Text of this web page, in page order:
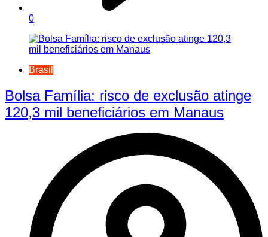
0
Brasil
Bolsa Família: risco de exclusão atinge
120,3 mil beneficiários em Manaus